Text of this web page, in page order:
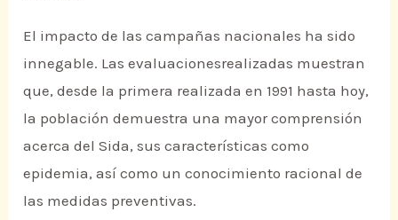
El impacto de las campañas nacionales ha sido
innegable. Las evaluacionesrealizadas muestran
que, desde la primera realizada en 1991 hasta hoy,
la población demuestra una mayor comprensión
acerca del Sida, sus características como
epidemia, así como un conocimiento racional de
las medidas preventivas.